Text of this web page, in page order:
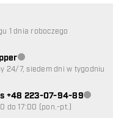
1 dnia roboczego
Obsługa klienta
24/7, siedem dni w tygodniu
+48 223-07-94-89
do 17:00 (pon.-pt.)